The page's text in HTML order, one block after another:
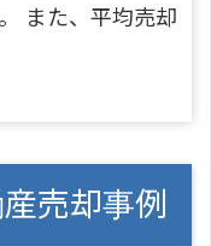
また、平均売却
売却事例